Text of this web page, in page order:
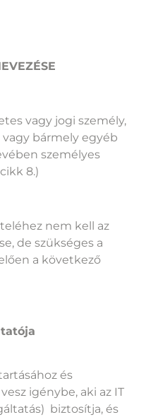
vagy jogi személy,
bármely egyéb
személyes
8.)
nem kell az
de szükséges a
a következő
és
igénybe, aki az IT
biztosítja, és